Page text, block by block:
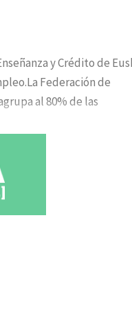
y Crédito de
Federación de
al 80% de las